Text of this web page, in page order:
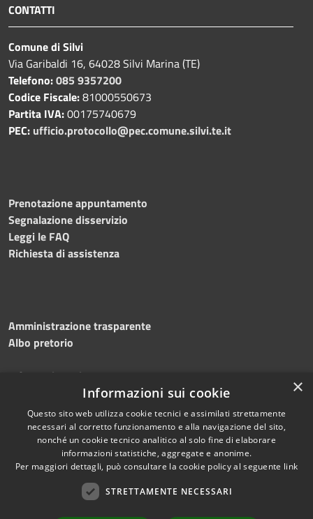
CONTATTI
Comune di Silvi
Via Garibaldi 16, 64028 Silvi Marina (TE)
Telefono:085 9357200
Codice Fiscale:81000550673
Partita IVA:00175740679
PEC: ufficio.protocollo@pec.comune.silvi.te.it
Prenotazione appuntamento
Segnalazione disservizio
Leggi le FAQ
Richiesta di assistenza
Amministrazione trasparente
Albo pretorio
Informativa privacy
Dichiarazione di accessibilità
Copyright © 2026 • Comune di
Silvi • Powered by
×
Informazioni sui cookie
Questo sito web utilizza cookie tecnici e assimilati strettamente
necessari al corretto funzionamento e alla navigazione del sito,
nonché un cookie tecnico analitico al solo fine di elaborare
informazioni statistiche, aggregate e anonime.
Per maggiori dettagli, può consultare la cookie policy al seguente link
STRETTAMENTE NECESSARI